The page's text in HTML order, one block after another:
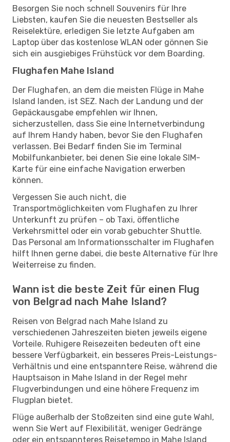
Besorgen Sie noch schnell Souvenirs für Ihre
Liebsten, kaufen Sie die neuesten Bestseller als
Reiselektüre, erledigen Sie letzte Aufgaben am
Laptop über das kostenlose WLAN oder gönnen Sie
sich ein ausgiebiges Frühstück vor dem Boarding.
Flughafen Mahe Island
Der Flughafen, an dem die meisten Flüge in Mahe
Island landen, ist SEZ. Nach der Landung und der
Gepäckausgabe empfehlen wir Ihnen,
sicherzustellen, dass Sie eine Internetverbindung
auf Ihrem Handy haben, bevor Sie den Flughafen
verlassen. Bei Bedarf finden Sie im Terminal
Mobilfunkanbieter, bei denen Sie eine lokale SIM-
Karte für eine einfache Navigation erwerben
können.
Vergessen Sie auch nicht, die
Transportmöglichkeiten vom Flughafen zu Ihrer
Unterkunft zu prüfen – ob Taxi, öffentliche
Verkehrsmittel oder ein vorab gebuchter Shuttle.
Das Personal am Informationsschalter im Flughafen
hilft Ihnen gerne dabei, die beste Alternative für Ihre
Weiterreise zu finden.
Wann ist die beste Zeit für einen Flug
von Belgrad nach Mahe Island?
Reisen von Belgrad nach Mahe Island zu
verschiedenen Jahreszeiten bieten jeweils eigene
Vorteile. Ruhigere Reisezeiten bedeuten oft eine
bessere Verfügbarkeit, ein besseres Preis-Leistungs-
Verhältnis und eine entspanntere Reise, während die
Hauptsaison in Mahe Island in der Regel mehr
Flugverbindungen und eine höhere Frequenz im
Flugplan bietet.
Flüge außerhalb der Stoßzeiten sind eine gute Wahl,
wenn Sie Wert auf Flexibilität, weniger Gedränge
oder ein entspannteres Reisetempo in Mahe Island